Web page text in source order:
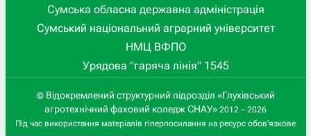
Сумська обласна державна адміністрація
Сумський національний аграрний університет
НМЦ ВФПО
Урядова "гаряча лінія" 1545
© Відокремлений структурний підрозділ «Глухівський
агротехнічний фаховий коледж СНАУ» 2012 – 2026
Під час використання матеріалів гіперпосилання на ресурс обов'язкове